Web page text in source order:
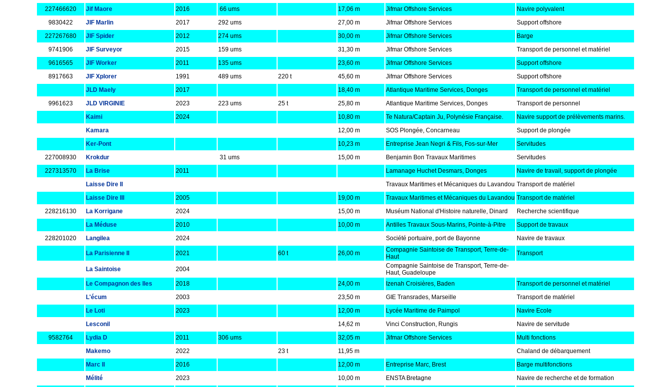
227466620
Jif Maore 2016 66 ums 17,06 m Jifmar Offshore Services
Navire polyvalent
9830422
JIF Marlin 2017 292 ums 27,00 m Jifmar Offshore Services
Support offshore
227267680
JIF Spider 2012 274 ums 30,00 m Jifmar Offshore Services
Barge
9741906
JIF Surveyor 2015 159 ums 31,30 m Jifmar Offshore Services
Transport de personnel et matériel
9616565
JIF Worker 2011 135 ums 23,60 m Jifmar Offshore Services
Support offshore
8917663
JIF Xplorer 1991 489 ums 220 t 45,60 m Jifmar Offshore Services
Support offshore
JLD Maely
2017 18,40 m Atlantique Maritime Services, Donges
Transport de personnel et matériel
9961623
JLD VIRGINIE 2023 223 ums 25 t 25,80 m Atlantique Maritime Services, Donges
Transport de personnel
Kaimi
2024 10,80 m Te Natura/Captain Ju, Polynésie Française.
Navire support de prélèvements marins.
Kamara
12,00 m SOS Plongée, Concarneau
Support de plongée
Ker-Pont
10,23 m Entreprise Jean Negri & Fils, Fos-sur-Mer
Servitudes
227008930
Krokdur 31 ums 15,00 m Benjamin Bon Travaux Maritimes
Servitudes
227313570
La Brise 2011 Lamanage Huchet Desmars, Donges
Navire de travail, support de plongée
Laisse Dire II
Travaux Maritimes et Mécaniques du Lavandou Transport de matériel
Laisse Dire III
2005 19,00 m Travaux Maritimes et Mécaniques du Lavandou Transport de matériel
228216130
La Korrigane 2024 15,00 m Muséum National d'Histoire naturelle, Dinard
Recherche scientifique
La Méduse
2010 10,00 m Antilles Travaux Sous-Marins, Pointe-à-Pitre
Support de travaux
228201020
Langilea 2024 Société portuaire, port de Bayonne Navire de travaux
La Parisienne II 2021 60 t 26,00 m
Compagnie Saintoise de Transport, Terre-de-
Haut
Transport
La Saintoise 2004
Compagnie Saintoise de Transport, Terre-de-
Haut, Guadeloupe
Le Compagnon des Iles
2018 24,00 m Izenah Croisières, Baden
Transport de personnel et matériel
L'écum
2003 23,50 m GIE Transrades, Marseille
Transport de matériel
Le Loti
2023 12,00 m Lycée Maritime de Paimpol
Navire Ecole
Lesconil
14,62 m Vinci Construction, Rungis
Navire de servitude
9582764
Lydia D 2011 306 ums 32,05 m Jifmar Offshore Services
Multi fonctions
Makemo
2022 23 t 11,95 m
Chaland de débarquement
Marc II
2016 12,00 m Entreprise Marc, Brest
Barge multifonctions
Mélité
2023 10,00 m ENSTA Bretagne
Navire de recherche et de formation